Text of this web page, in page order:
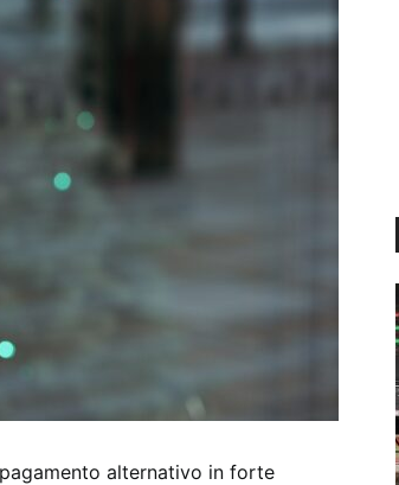
alternativo in forte